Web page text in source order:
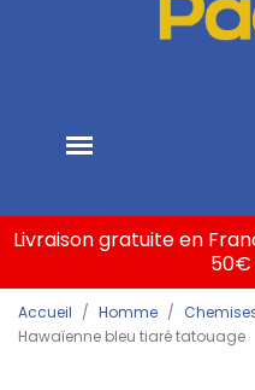
Livraison gratuite en
50€
Accueil Homme
Hawaïenne bleu tiaré tatouage